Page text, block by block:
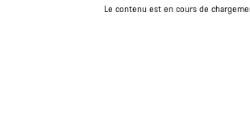
Le contenu est en cours de